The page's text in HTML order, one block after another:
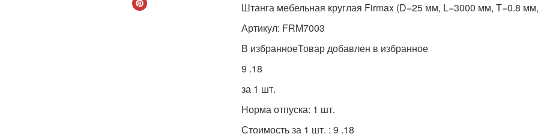
Штанга мебельная круглая Firmax (D=25 мм, L=3000 мм, T=0.8
Артикул: FRM7003
В избранноеТовар добавлен в избранное
9 .18
за 1 шт.
Норма отпуска: 1 шт.
Стоимость за 1 шт. : 9 .18